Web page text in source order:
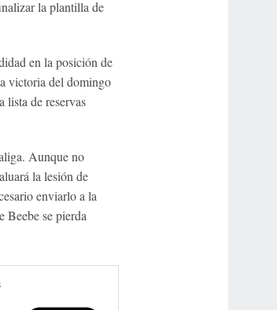
la plantilla de
en la posición de
victoria del domingo
lista de reservas
Aunque no
la lesión de
enviarlo a la
Beebe se pierda